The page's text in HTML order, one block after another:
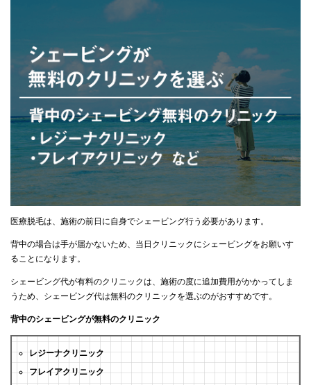
医療脱毛は、施術の前日に自身でシェービング行う必要があります。
背中の場合は手が届かないため、当日クリニックにシェービングをお願いす
ることになります。
シェービング代が有料のクリニックは、施術の度に追加費用がかかってしま
うため、シェービング代は無料のクリニックを選ぶのがおすすめです。
背中のシェービングが無料のクリニック
レジーナクリニック
フレイアクリニック